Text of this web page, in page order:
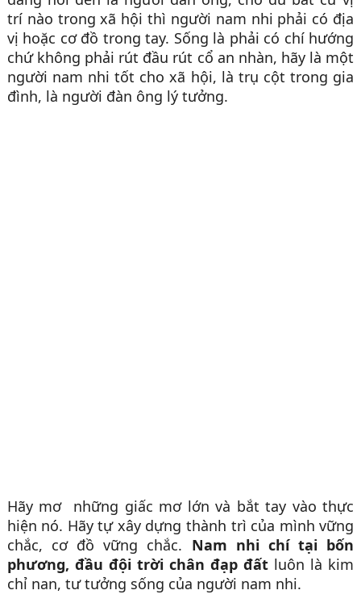
trí nào trong xã hội thì người nam nhi phải có địa
vị hoặc cơ đồ trong tay. Sống là phải có chí hướng
chứ không phải rút đầu rút cổ an nhàn, hãy là một
người nam nhi tốt cho xã hội, là trụ cột trong gia
đình, là người đàn ông lý tưởng.
Hãy mơ những giấc mơ lớn và bắt tay vào thực
hiện nó. Hãy tự xây dựng thành trì của mình vững
chắc, cơ đồ vững chắc. Nam nhi chí tại bốn
phương, đầu đội trời chân đạp đất luôn là kim
chỉ nan, tư tưởng sống của người nam nhi.